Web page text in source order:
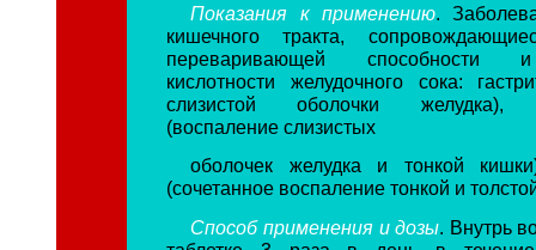
Показания к применению.
кишечного тракта,
переваривающей способности
кислотности желудочного сока:
слизистой оболочки желудка),
(воспаление слизистых
оболочек желудка и тонкой
(сочетанное воспаление тонкой и
Способ применения и дозы. Внутрь